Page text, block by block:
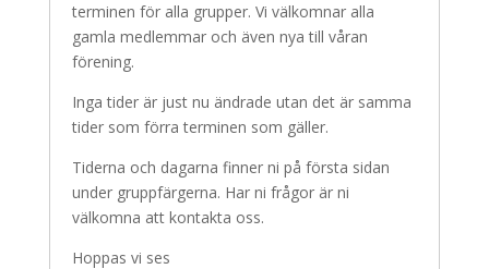
terminen för alla grupper. Vi välkomnar alla
gamla medlemmar och även nya till våran
förening.
Inga tider är just nu ändrade utan det är samma
tider som förra terminen som gäller.
Tiderna och dagarna finner ni på första sidan
under gruppfärgerna. Har ni frågor är ni
välkomna att kontakta oss.
Hoppas vi ses